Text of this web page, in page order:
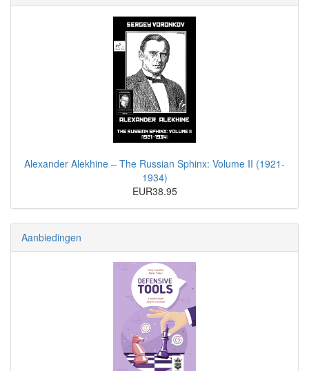
Alexander Alekhine – The Russian Sphinx: Volume II (1921-
1934)
EUR38.95
Aanbiedingen